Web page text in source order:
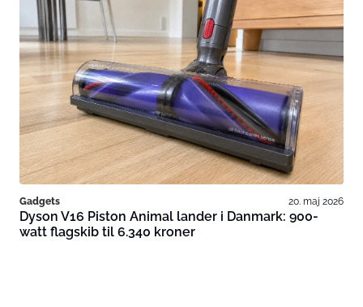
Gadgets 20. maj 2026
Dyson V16 Piston Animal lander i Danmark: 900-
watt flagskib til 6.340 kroner